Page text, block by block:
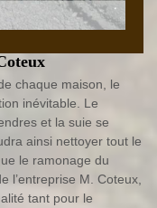
chaque maison, le
inévitable. Le
et la suie se
ainsi nettoyer tout le
le ramonage du
l’entreprise M. Coteux,
tant pour le